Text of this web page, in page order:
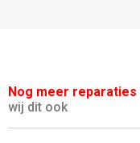
Nog meer reparaties
wij dit ook